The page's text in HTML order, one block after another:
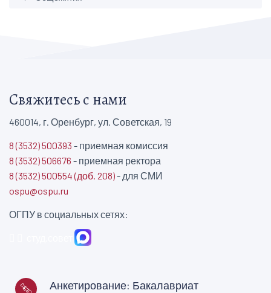
Свяжитесь с нами
460014, г. Оренбург, ул. Советская, 19
8 (3532) 500393 - приемная комиссия
8 (3532) 506676 - приемная ректора
8 (3532) 500554 (доб. 208)- для СМИ
ospu@ospu.ru
ОГПУ в социальных сетях:
Анкетирование: Бакалавриат